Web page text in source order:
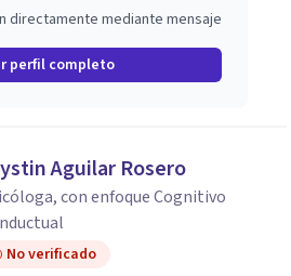
directamente mediante mensaje
perfil completo
Aguilar Rosero
con enfoque Cognitivo
No verificado